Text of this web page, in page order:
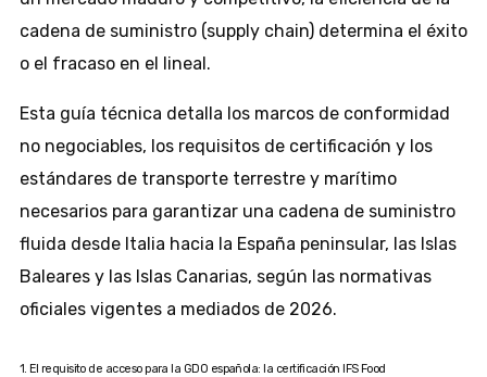
cadena de suministro (supply chain) determina el éxito
o el fracaso en el lineal.
Esta guía técnica detalla los marcos de conformidad
no negociables, los requisitos de certificación y los
estándares de transporte terrestre y marítimo
necesarios para garantizar una cadena de suministro
fluida desde Italia hacia la España peninsular, las Islas
Baleares y las Islas Canarias, según las normativas
oficiales vigentes a mediados de 2026.
1. El requisito de acceso para la GDO española: la certificación IFS Food